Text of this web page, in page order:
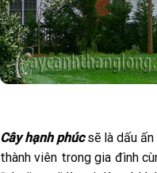
Cây hạnh phúcsẽ là dấu
thành viên trong gia đình